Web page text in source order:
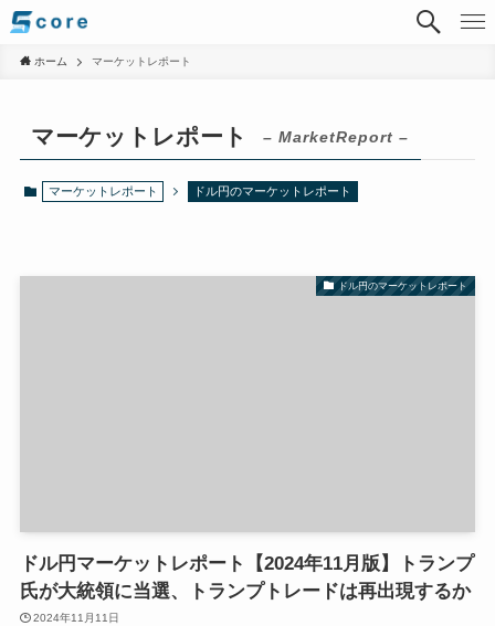
ホーム マーケットレポート
マーケットレポート – MarketReport –
マーケットレポート ドル円のマーケットレポート
ドル円のマーケットレポート
ドル円マーケットレポート【2024年11月版】トランプ
氏が大統領に当選、トランプトレードは再出現するか
2024年11月11日